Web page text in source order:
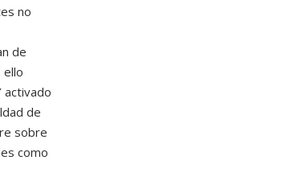
no
de
ello
activado
de
sobre
como